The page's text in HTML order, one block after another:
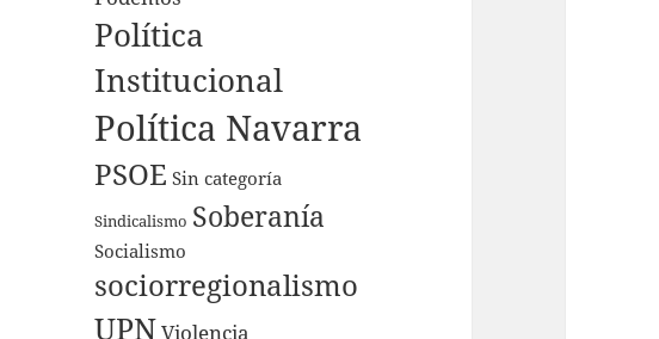
Política
Institucional
Política Navarra
PSOE Sin categoría
Sindicalismo Soberanía
Socialismo
sociorregionalismo
UPNViolencia